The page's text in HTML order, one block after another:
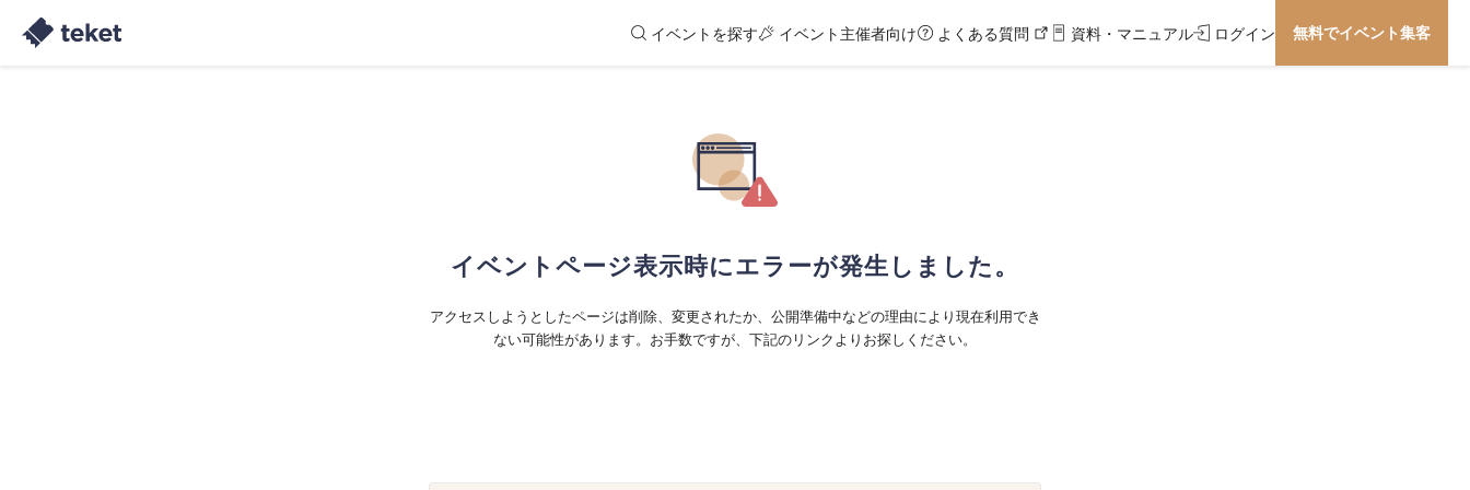
イベントを探す イベント主催者向け よくある質問 資料・マニュアル ログイン 無料でイベント集客
イベントページ表示時にエラーが発生しました。
アクセスしようとしたページは削除、変更されたか、公開準備中などの理由により現在利用でき
ない可能性があります。お手数ですが、下記のリンクよりお探しください。